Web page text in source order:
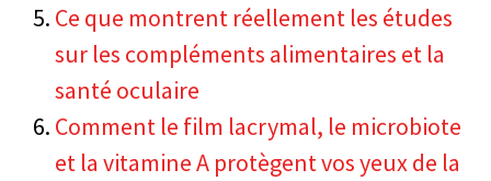
Ce que montrent réellement les études
sur les compléments alimentaires et la
santé oculaire
Comment le film lacrymal, le microbiote
et la vitamine A protègent vos yeux de la